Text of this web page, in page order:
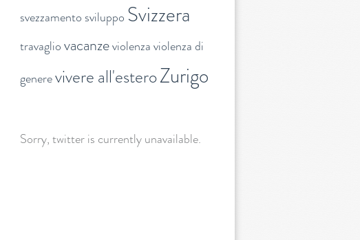
svezzamento sviluppo Svizzera
travaglio vacanzeviolenza violenza di
generevivere all'esteroZurigo
Sorry, twitter is currently unavailable.